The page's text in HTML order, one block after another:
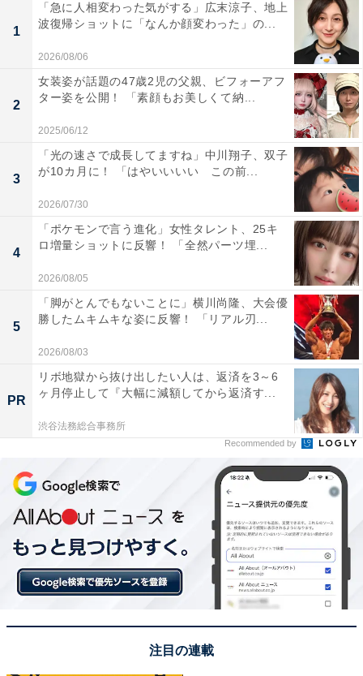
1
「急に人相変わった気がする」広末涼子、地上
波復帰ショットに「なんか顔変わった」の...
2026/08/06
2
女装姿が話題の47歳2児の父親、ビフォーアフ
ター姿を公開！ 「素顔もお美しくて納...
2025/06/12
3
「光の速さで成長してますね」中川翔子、双子
が10カ月に！ 「はやいいいい この前...
2026/07/30
4
「ポケモンで言う進化」女性タレント、25キ
ロ増量ショットに反響！ 「全然パーツ埋...
2026/08/05
5
「脚がとんでもないことに」横川尚隆、大会優
勝したムキムキな姿に反響！ 「リアル刃...
2026/08/03
PR
リボ地獄から抜け出したい人は、返済を3～6
ヶ月停止して『大幅に減額してから返済す...
渋谷法務総合事務所
Recommended by
注目の連載